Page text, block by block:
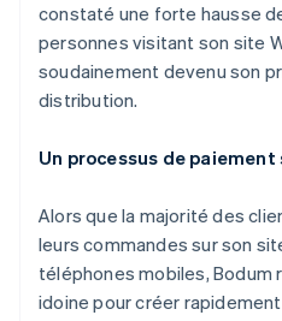
constaté une forte hausse
personnes visitant son site
soudainement devenu son
distribution.
Un processus de paiement
Alors que la majorité des
leurs commandes sur son
téléphones mobiles, Bodum
idoine pour créer